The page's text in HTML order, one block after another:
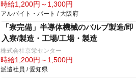
時給1,200円～1,300円
アルバイト・パート / 大阪府
「寮完備」半導体機械のバルブ製造/即
入寮/製造・工場/工場・製造
株式会社京栄センター
時給1,200円～1,500円
派遣社員 / 愛知県